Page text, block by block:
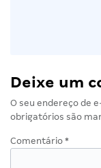
Deixe um
O seu endereço de
obrigatórios são
Comentário *